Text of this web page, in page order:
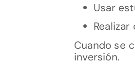
Usar
Cuando se
inversión.